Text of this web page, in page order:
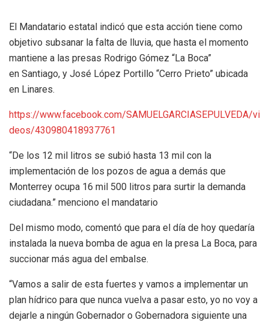
El Mandatario estatal indicó que esta acción tiene como
objetivo subsanar la falta de lluvia, que hasta el momento
mantiene a las presas Rodrigo Gómez “La Boca”
en Santiago, y José López Portillo “Cerro Prieto” ubicada
en Linares.
https://www.facebook.com/SAMUELGARCIASEPULVEDA/vi
deos/430980418937761
“De los 12 mil litros se subió hasta 13 mil con la
implementación de los pozos de agua a demás que
Monterrey ocupa 16 mil 500 litros para surtir la demanda
ciudadana.” menciono el mandatario
Del mismo modo, comentó que para el día de hoy quedaría
instalada la nueva bomba de agua en la presa La Boca, para
succionar más agua del embalse.
“Vamos a salir de esta fuertes y vamos a implementar un
plan hídrico para que nunca vuelva a pasar esto, yo no voy a
dejarle a ningún Gobernador o Gobernadora siguiente una